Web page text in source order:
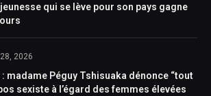
qui se lève pour son pays gagne
2026
: madame Péguy Tshisuaka dénonce “tout
sexiste à l’égard des femmes élevées